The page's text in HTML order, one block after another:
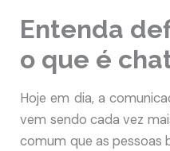
Entenda
o que é
Hoje em dia, a
vem sendo cada vez
comum que as pessoas